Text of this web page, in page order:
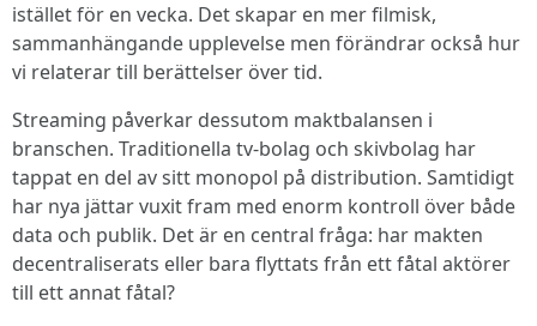
istället för en vecka. Det skapar en mer filmisk,
sammanhängande upplevelse men förändrar också hur
vi relaterar till berättelser över tid.
Streaming påverkar dessutom maktbalansen i
branschen. Traditionella tv-bolag och skivbolag har
tappat en del av sitt monopol på distribution. Samtidigt
har nya jättar vuxit fram med enorm kontroll över både
data och publik. Det är en central fråga: har makten
decentraliserats eller bara flyttats från ett fåtal aktörer
till ett annat fåtal?